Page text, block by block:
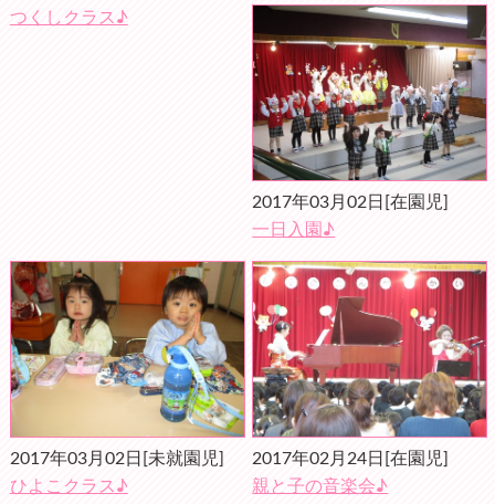
つくしクラス♪
2017年03月02日 [在園児]
一日入園♪
2017年03月02日 [未就園児]
ひよこクラス♪
2017年02月24日 [在園児]
親と子の音楽会♪